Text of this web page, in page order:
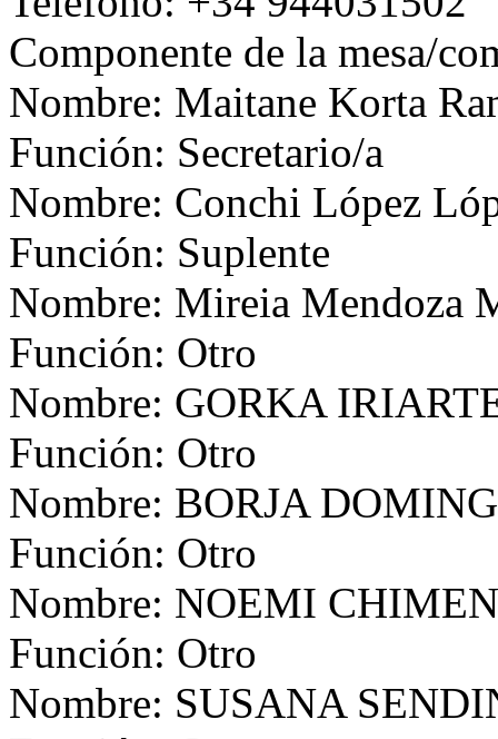
Componente de la mesa/
Nombre: Maitane Korta
Función: Secretario/a
Nombre: Conchi López
Función: Suplente
Nombre: Mireia Mendoza
Función: Otro
Nombre: GORKA
Función: Otro
Nombre: BORJA
Función: Otro
Nombre: NOEMI
Función: Otro
Nombre: SUSANA